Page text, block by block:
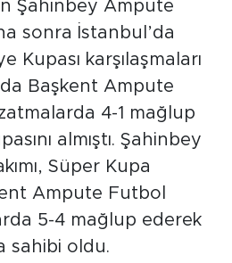
Şahinbey Ampute
sonra İstanbul’da
Kupası karşılaşmaları
Başkent Ampute
4-1 mağlup
almıştı. Şahinbey
Süper Kupa
Ampute Futbol
5-4 mağlup ederek
sahibi oldu.